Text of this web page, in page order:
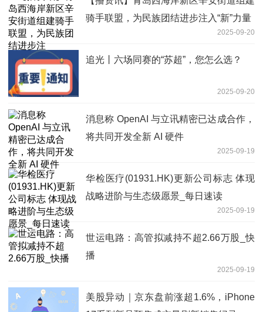
骑手联盟，为民族团结进步注入“新”力量
2025-09-20
追光丨六场同赛的“苏超”，您怎么选？
2025-09-20
消息称 OpenAI 与立讯精密已达成合作，
将共同开发全新 AI 硬件
2025-09-19
华检医疗(01931.HK)更新公司标志 体现
战略进阶与生态级愿景_每日速读
2025-09-19
世运电路：高管拟减持不超2.66万股_快
播
2025-09-19
美股异动｜京东盘前涨超1.6%，iPhone